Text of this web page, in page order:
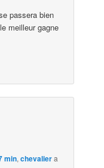
passera bien
meilleur gagne
min,chevaliera